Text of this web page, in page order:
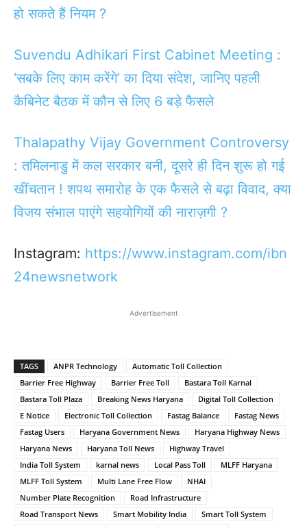
हो सकते हैं नियम ?
Suvendu Adhikari First Cabinet Meeting :
‘सबके लिए काम करेंगे’ का दिया संदेश, जानिए पहली
कैबिनेट बैठक में कौन से लिए 6 बड़े फैसले
Thalapathy Vijay Government Controversy
: तमिलनाडु में कल सरकार बनी, दूसरे ही दिन शुरू हो गई
खींचतान ! शपथ समारोह के एक फैसले से बढ़ा विवाद, क्या
विजय संभाल पाएंगे सहयोगियों की नाराज़गी ?
Instagram: https://www.instagram.com/ibn
24newsnetwork
Advertisement
TAGS ANPR Technology
Automatic Toll Collection
Barrier Free Highway
Barrier Free Toll
Bastara Toll Karnal
Bastara Toll Plaza
Breaking News Haryana
Digital Toll Collection
E Notice
Electronic Toll Collection Fastag Balance
Fastag News
Fastag Users
Haryana Government News
Haryana Highway News
Haryana News
Haryana Toll News
Highway Travel
India Toll System
karnal news Local Pass Toll
MLFF Haryana
MLFF Toll System
Multi Lane Free Flow
NHAI
Number Plate Recognition
Road Infrastructure
Road Transport News
Smart Mobility India
Smart Toll System